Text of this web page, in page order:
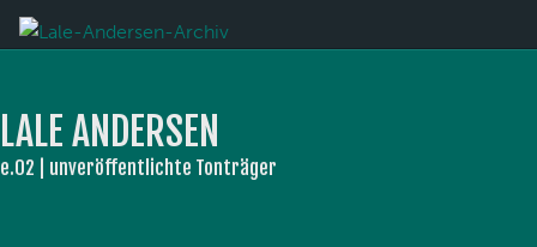
LALE ANDERSEN
e.02 | unveröffentlichte Tonträger